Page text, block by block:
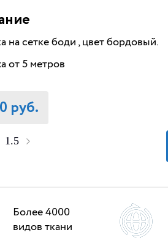
на сетке боди , цвет бордовый.
от 5 метров
руб.
Более 4000
видов ткани